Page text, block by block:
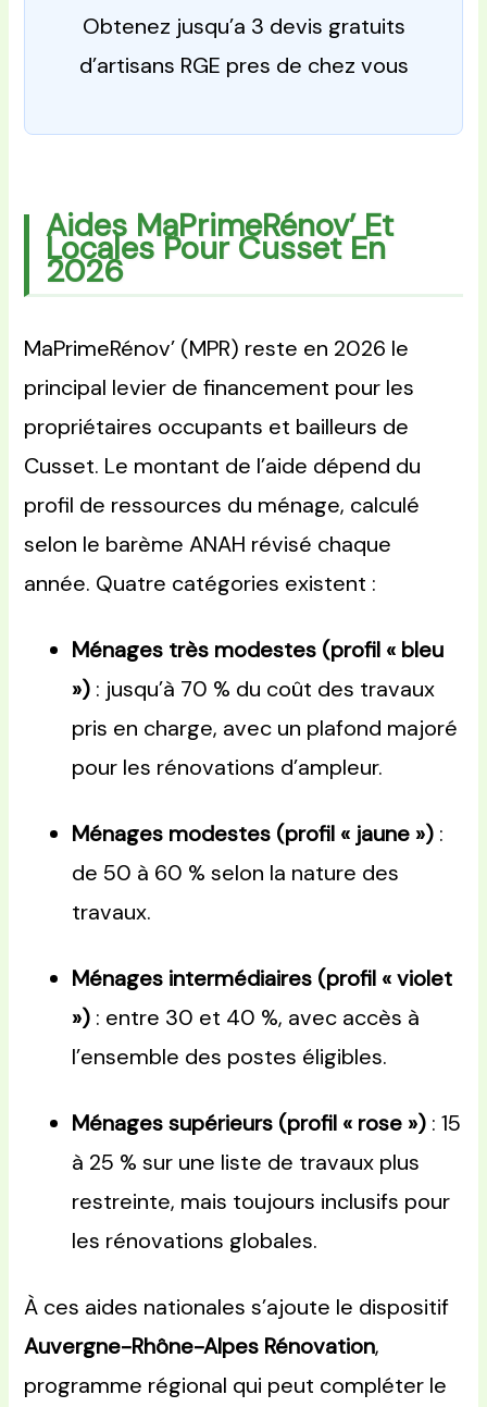
Obtenez jusqu’a 3 devis gratuits
d’artisans RGE pres de chez vous
Aides MaPrimeRénov’ Et
Locales Pour Cusset En
2026
MaPrimeRénov’ (MPR) reste en 2026 le
principal levier de financement pour les
propriétaires occupants et bailleurs de
Cusset. Le montant de l’aide dépend du
profil de ressources du ménage, calculé
selon le barème ANAH révisé chaque
année. Quatre catégories existent :
Ménages très modestes (profil « bleu
») : jusqu’à 70 % du coût des travaux
pris en charge, avec un plafond majoré
pour les rénovations d’ampleur.
Ménages modestes (profil « jaune ») :
de 50 à 60 % selon la nature des
travaux.
Ménages intermédiaires (profil « violet
») : entre 30 et 40 %, avec accès à
l’ensemble des postes éligibles.
Ménages supérieurs (profil « rose ») : 15
à 25 % sur une liste de travaux plus
restreinte, mais toujours inclusifs pour
les rénovations globales.
À ces aides nationales s’ajoute le dispositif
Auvergne-Rhône-Alpes Rénovation,
programme régional qui peut compléter le